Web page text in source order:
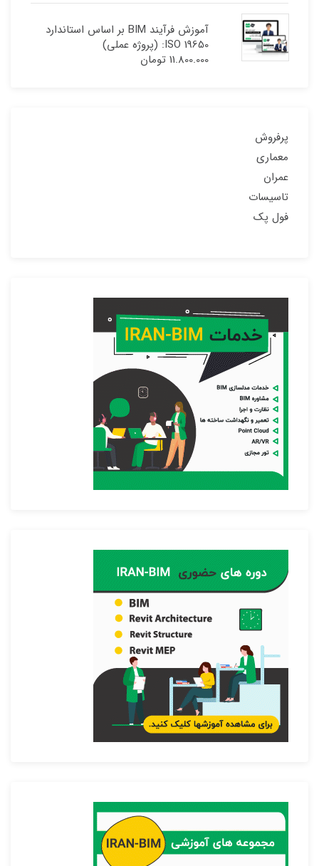
آموزش فرآیند BIM بر اساس استاندارد
ISO 19650: (پروژه عملی)
11.800.000 تومان
پرفروش
معماری
عمران
تاسیسات
فول پک